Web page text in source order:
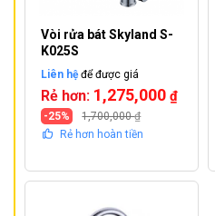
Vòi rửa bát Skyland S-
K025S
Liên hệđể được giá
Rẻ hơn: 1,275,000 ₫
1,700,000₫
-25%
Rẻ hơn hoàn tiền